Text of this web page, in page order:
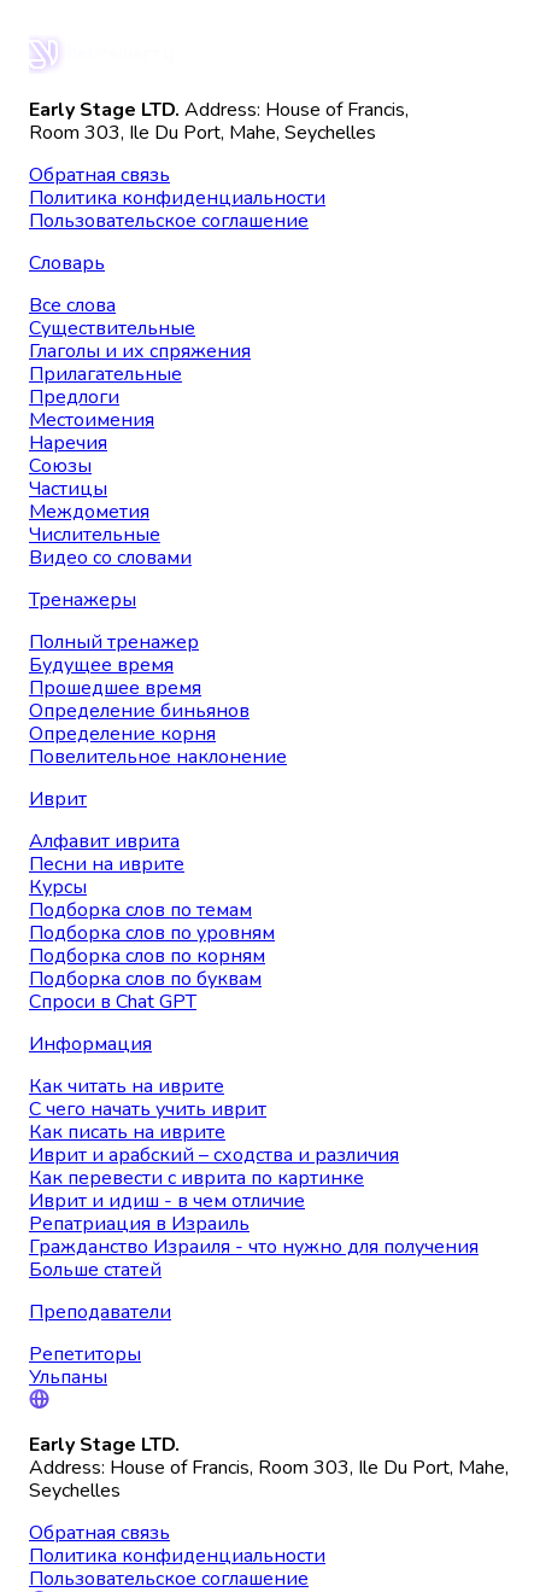
Early Stage LTD. Address: House of Francis,
Room 303, Ile Du Port, Mahe, Seychelles
Обратная связь
Политика конфиденциальности
Пользовательское соглашение
Словарь
Все слова
Существительные
Глаголы и их спряжения
Прилагательные
Предлоги
Местоимения
Наречия
Союзы
Частицы
Междометия
Числительные
Видео со словами
Тренажеры
Полный тренажер
Будущее время
Прошедшее время
Определение биньянов
Определение корня
Повелительное наклонение
Иврит
Алфавит иврита
Песни на иврите
Курсы
Подборка слов по темам
Подборка слов по уровням
Подборка слов по корням
Подборка слов по буквам
Спроси в Chat GPT
Информация
Как читать на иврите
С чего начать учить иврит
Как писать на иврите
Иврит и арабский – сходства и различия
Как перевести с иврита по картинке
Иврит и идиш - в чем отличие
Репатриация в Израиль
Гражданство Израиля - что нужно для получения
Больше статей
Преподаватели
Репетиторы
Ульпаны
Early Stage LTD.
Address: House of Francis, Room 303, Ile Du Port, Mahe,
Seychelles
Обратная связь
Политика конфиденциальности
Пользовательское соглашение